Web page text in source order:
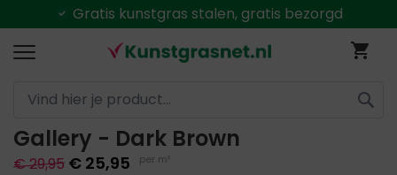
Gratis kunstgras stalen, gratis bezorgd
Gallery - Dark Brown
€ 29,95 € 25,95 per m²